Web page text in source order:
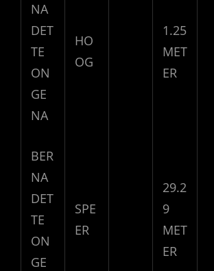
NA
DET
TE
ON
GE
NA
HO
OG
1.25
MET
ER
BER
NA
DET
TE
ON
GE
SPE
ER
29.2
9
MET
ER